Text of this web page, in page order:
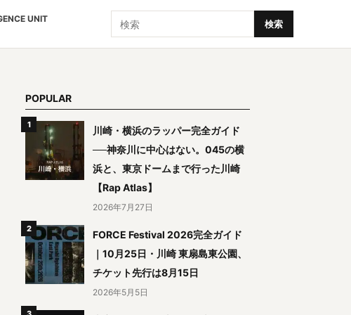
UNIT
検索 検索
POPULAR
川崎・横浜のラッパー完全ガイド
──神奈川に中心はない。045の横
浜と、東京ドームまで行った川崎
【Rap Atlas】
2026年7月27日
FORCE Festival 2026完全ガイド
｜10月25日・川崎 東扇島東公園、
チケット先行は8月15日
2026年5月5日